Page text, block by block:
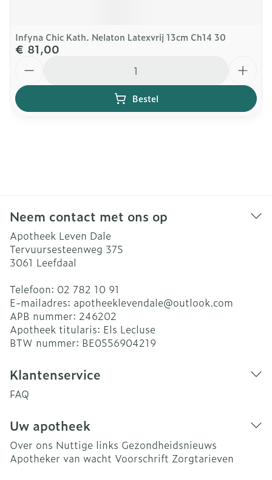
Infyna Chic Kath. Nelaton Latexvrij 13cm Ch14 30
€ 81,00
Bestel
Neem contact met ons op
Apotheek Leven Dale
Tervuursesteenweg 375
3061 Leefdaal
Telefoon: 02 782 10 91
E-mailadres: apotheeklevendale@outlook.com
APB nummer: 246202
Apotheek titularis: Els Lecluse
BTW nummer: BE0556904219
Klantenservice
FAQ
Uw apotheek
Over ons Nuttige links Gezondheidsnieuws
Apotheker van wacht Voorschrift Zorgtarieven